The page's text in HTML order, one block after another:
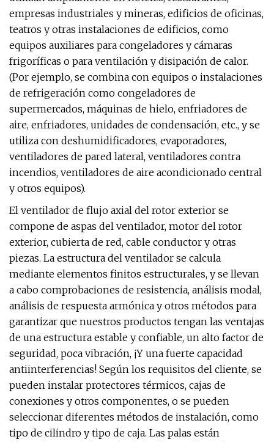
empresas industriales y mineras, edificios de oficinas,
teatros y otras instalaciones de edificios, como
equipos auxiliares para congeladores y cámaras
frigoríficas o para ventilación y disipación de calor.
(Por ejemplo, se combina con equipos o instalaciones
de refrigeración como congeladores de
supermercados, máquinas de hielo, enfriadores de
aire, enfriadores, unidades de condensación, etc., y se
utiliza con deshumidificadores, evaporadores,
ventiladores de pared lateral, ventiladores contra
incendios, ventiladores de aire acondicionado central
y otros equipos).
El ventilador de flujo axial del rotor exterior se
compone de aspas del ventilador, motor del rotor
exterior, cubierta de red, cable conductor y otras
piezas. La estructura del ventilador se calcula
mediante elementos finitos estructurales, y se llevan
a cabo comprobaciones de resistencia, análisis modal,
análisis de respuesta armónica y otros métodos para
garantizar que nuestros productos tengan las ventajas
de una estructura estable y confiable, un alto factor de
seguridad, poca vibración, ¡Y una fuerte capacidad
antiinterferencias! Según los requisitos del cliente, se
pueden instalar protectores térmicos, cajas de
conexiones y otros componentes, o se pueden
seleccionar diferentes métodos de instalación, como
tipo de cilindro y tipo de caja. Las palas están